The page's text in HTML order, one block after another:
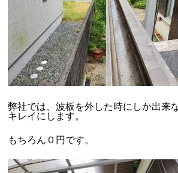
弊社では、波板を外した時にしか出来
キレイにします。
もちろん０円です。